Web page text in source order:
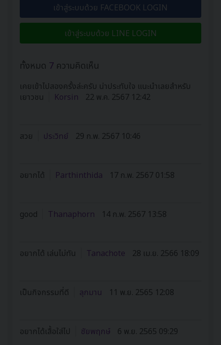
เข้าสู่ระบบด้วย FACEBOOK LOGIN
เข้าสู่ระบบด้วย LINE LOGIN
ทั้งหมด 7 ความคิดเห็น
เคยเข้าไปสองครั้งล่ะครับ น่าประทับใจ แนะนำเลยสำหรับ
เยาวชน
Korsin 22 พ.ค. 2567 12:42
สวย ประวิทย์ 29 ก.พ. 2567 10:46
อยากได้ Parthinthida 17 ก.พ. 2567 01:58
good Thanaphorn 14 ก.พ. 2567 13:58
อยากได้ เล่นไม่ทัน Tanachote 28 เม.ย. 2566 18:09
เป็นกิจกรรมที่ดี ลุกมาน 11 พ.ย. 2565 12:08
อยากได้เสื้อใส่ไป ชัยพฤกษ์ 6 พ.ย. 2565 09:29